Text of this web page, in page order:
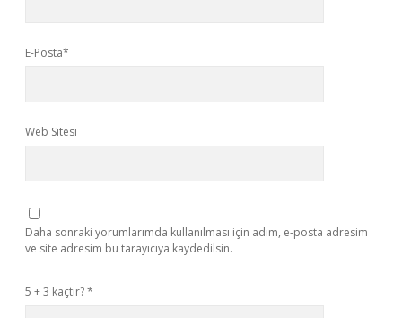
E-Posta*
Web Sitesi
Daha sonraki yorumlarımda kullanılması için adım, e-posta adresim
ve site adresim bu tarayıcıya kaydedilsin.
5 + 3 kaçtır?*